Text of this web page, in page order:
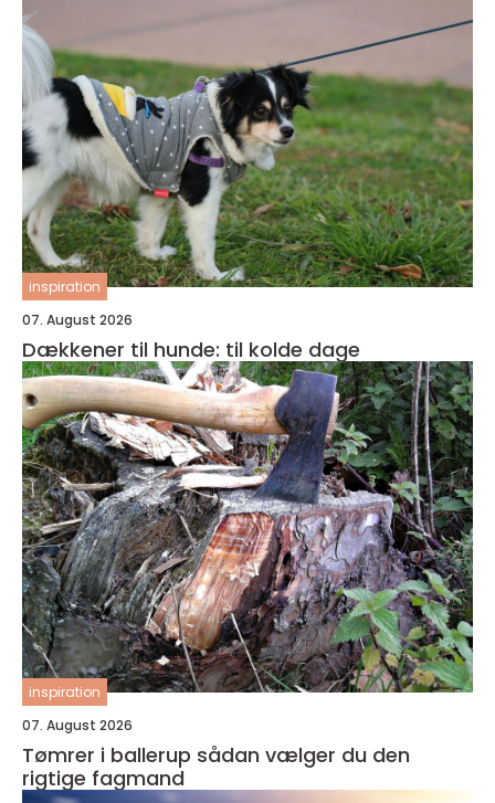
inspiration
07. August 2026
Dækkener til hunde: til kolde dage
inspiration
07. August 2026
Tømrer i ballerup sådan vælger du den
rigtige fagmand